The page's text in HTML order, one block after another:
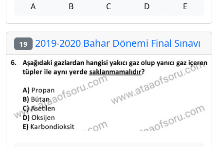
A B C D E
19 2019-2020 Bahar Dönemi Final Sınavı